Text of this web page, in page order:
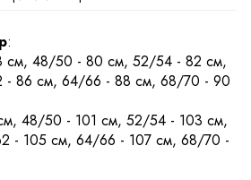
:
см, 48/50 - 80 см, 52/54 - 82 см,
86 см, 64/66 - 88 см, 68/70 - 90
48/50 - 101 см, 52/54 - 103 см,
- 105 см, 64/66 - 107 см, 68/70 -